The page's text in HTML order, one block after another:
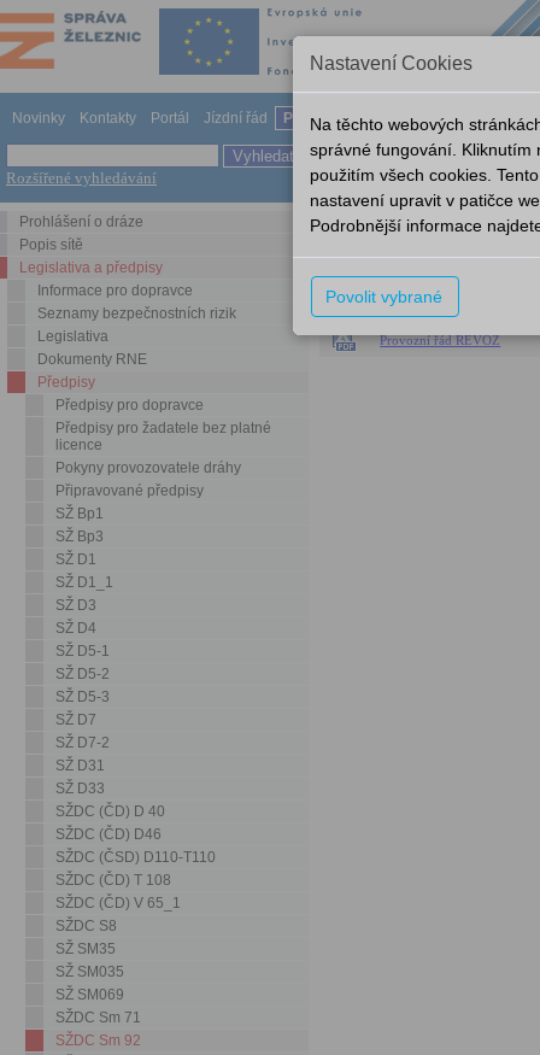
Novinky Kontakty Portál Jízdní řád Provozování dráhy Odkazy
Rozšířené vyhledávání
Prohlášení o dráze
Popis sítě
Legislativa a předpisy
Informace pro dopravce
Seznamy bezpečnostních rizik
Legislativa
Dokumenty RNE
Předpisy
Předpisy pro dopravce
Předpisy pro žadatele bez platné
licence
Pokyny provozovatele dráhy
Připravované předpisy
SŽ Bp1
SŽ Bp3
SŽ D1
SŽ D1_1
SŽ D3
SŽ D4
SŽ D5-1
SŽ D5-2
SŽ D5-3
SŽ D7
SŽ D7-2
SŽ D31
SŽ D33
SŽDC (ČD) D 40
SŽDC (ČD) D46
SŽDC (ČSD) D110-T110
SŽDC (ČD) T 108
SŽDC (ČD) V 65_1
SŽDC S8
SŽ SM35
SŽ SM035
SŽ SM069
SŽDC Sm 71
SŽDC Sm 92
SŽDC Sm 92
Směrnice SŽDC č.92_IS
Provozní řád REVOZ
Nastavení Cookies
Na těchto webových
správné fungování. Kliknutím
použitím všech cookies.
nastavení upravit v patičce
Podrobnější informace
Povolit vybrané